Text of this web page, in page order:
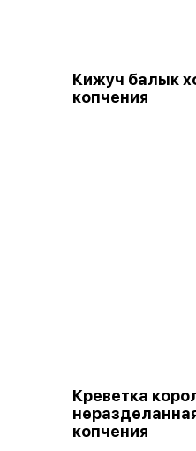
Кижуч балык
копчения
Креветка
копчения